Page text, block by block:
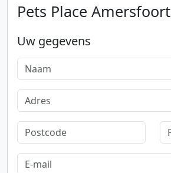
Pets Place Amersfoort
Uw gegevens